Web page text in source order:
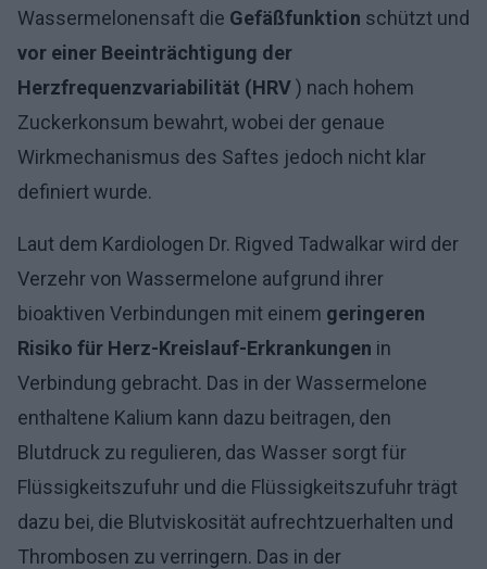
Wassermelonensaft die Gefäßfunktion schützt und
vor einer Beeinträchtigung der
Herzfrequenzvariabilität (HRV) nach hohem
Zuckerkonsum bewahrt, wobei der genaue
Wirkmechanismus des Saftes jedoch nicht klar
definiert wurde.
Laut dem Kardiologen Dr. Rigved Tadwalkar wird der
Verzehr von Wassermelone aufgrund ihrer
bioaktiven Verbindungen mit einem geringeren
Risiko für Herz-Kreislauf-Erkrankungen in
Verbindung gebracht. Das in der Wassermelone
enthaltene Kalium kann dazu beitragen, den
Blutdruck zu regulieren, das Wasser sorgt für
Flüssigkeitszufuhr und die Flüssigkeitszufuhr trägt
dazu bei, die Blutviskosität aufrechtzuerhalten und
Thrombosen zu verringern. Das in der